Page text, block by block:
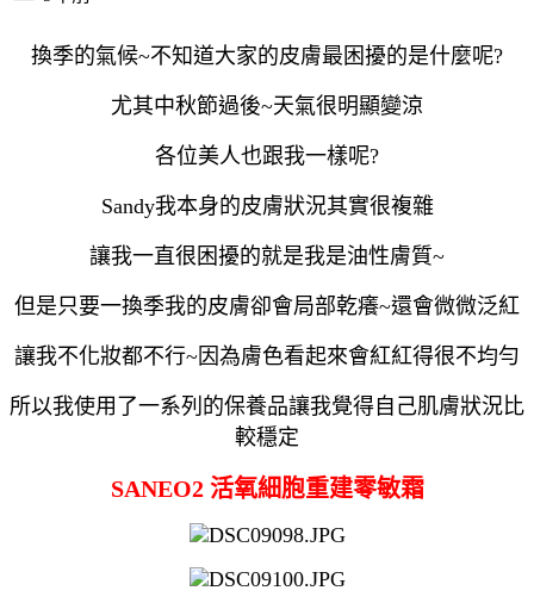
換季的氣候~不知道大家的皮膚最困擾的是什麼呢?
尤其中秋節過後~天氣很明顯變涼
各位美人也跟我一樣呢?
Sandy我本身的皮膚狀況其實很複雜
讓我一直很困擾的就是我是油性膚質~
但是只要一換季我的皮膚卻會局部乾癢~還會微微泛紅
讓我不化妝都不行~因為膚色看起來會紅紅得很不均勻
所以我使用了一系列的保養品讓我覺得自己肌膚狀況比
較穩定
SANEO2 活氧細胞重建零敏霜